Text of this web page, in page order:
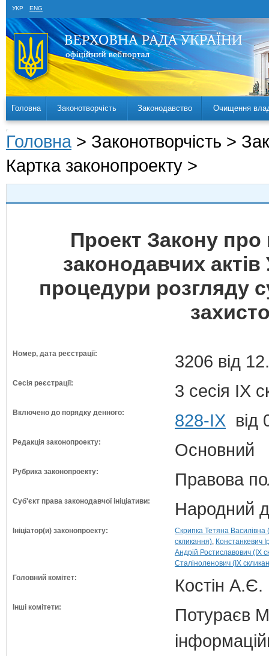
УКР ENG
Головна Законотворчість Законодавство Очищення
Головна > Законотворчість >
Картка законопроекту >
Проект Закону про
законодавчих
процедури розгляду
Номер, дата реєстрації: 3206 від
Сесія реєстрації: 3 сесія IX
Включено до порядку денного: 828-ІХ від
Редакція законопроекту: Основний
Рубрика законопроекту: Правова
Суб'єкт права законодавчої ініціативи: Народний
Ініціатор(и) законопроекту:
Скрипка Тетяна Василівна
скликання) Констанкевич
Андрій Ростиславович (IX
Сталіноленович (IX
Головний комітет:
Костін А.Є.
Інші комітети:
Потураєв